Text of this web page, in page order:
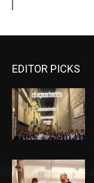
EDITOR PICKS